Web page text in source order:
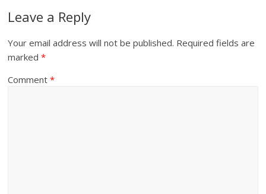
Leave a Reply
Your email address will not be published. Required fields are
marked*
Comment*